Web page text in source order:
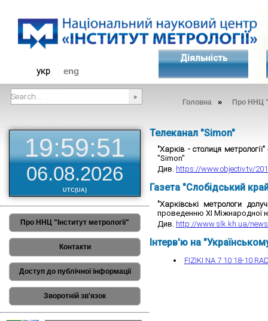
укр eng
Діяльність
Головна » Про ННЦ
19:59:52
06.08.2026
UTC(UA)
Про ННЦ "Інститут метрології"
Контакти
Доступ до публічної інформації
Зворотній зв'язок
Телеканал "Simon"
"Харків - столиця метрології"
"Simon"
Див. https://www.objectiv.tv/
Газета "Слобідський
"Харківські метрологи
проведенню ХІ Міжнародної
Див. http://www.slk.kh.ua/
Інтерв'ю на
FIZIKI NA 7 10 18-10